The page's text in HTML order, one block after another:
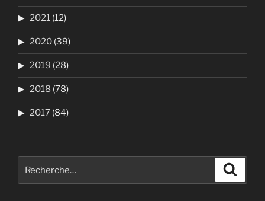
2021 (12)
2020 (39)
2019 (28)
2018 (78)
2017 (84)
pour